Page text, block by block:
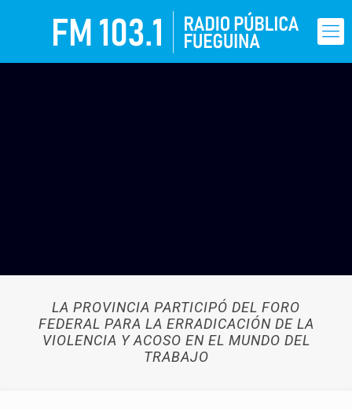
LA PROVINCIA PARTICIPÓ DEL FORO
FEDERAL PARA LA ERRADICACIÓN DE LA
VIOLENCIA Y ACOSO EN EL MUNDO DEL
TRABAJO